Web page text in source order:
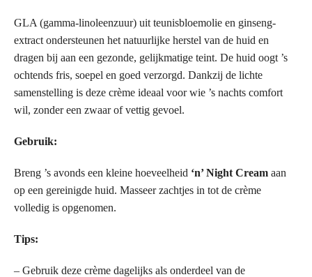
GLA (gamma-linoleenzuur) uit teunisbloemolie en ginseng-
extract ondersteunen het natuurlijke herstel van de huid en
dragen bij aan een gezonde, gelijkmatige teint. De huid oogt ’s
ochtends fris, soepel en goed verzorgd. Dankzij de lichte
samenstelling is deze crème ideaal voor wie ’s nachts comfort
wil, zonder een zwaar of vettig gevoel.
Gebruik:
Breng ’s avonds een kleine hoeveelheid ‘n’ Night Cream aan
op een gereinigde huid. Masseer zachtjes in tot de crème
volledig is opgenomen.
Tips:
– Gebruik deze crème dagelijks als onderdeel van de